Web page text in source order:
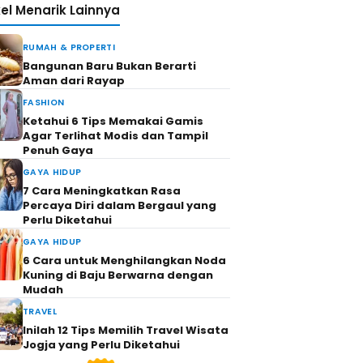
Menarik Lainnya
RUMAH & PROPERTI
Bangunan Baru Bukan Berarti
Aman dari Rayap
FASHION
Ketahui 6 Tips Memakai Gamis
Agar Terlihat Modis dan Tampil
Penuh Gaya
GAYA HIDUP
7 Cara Meningkatkan Rasa
Percaya Diri dalam Bergaul yang
Perlu Diketahui
GAYA HIDUP
6 Cara untuk Menghilangkan Noda
Kuning di Baju Berwarna dengan
Mudah
TRAVEL
Inilah 12 Tips Memilih Travel Wisata
Jogja yang Perlu Diketahui